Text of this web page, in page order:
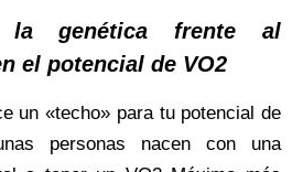
genética frente al
el potencial de VO2
un «techo» para tu potencial de
personas nacen con una